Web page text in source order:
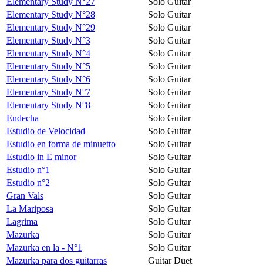
Elementary Study N°28
Solo Guitar
Elementary Study N°29
Solo Guitar
Elementary Study N°3
Solo Guitar
Elementary Study N°4
Solo Guitar
Elementary Study N°5
Solo Guitar
Elementary Study N°6
Solo Guitar
Elementary Study N°7
Solo Guitar
Elementary Study N°8
Solo Guitar
Endecha
Solo Guitar
Estudio de Velocidad
Solo Guitar
Estudio en forma de minuetto
Solo Guitar
Estudio in E minor
Solo Guitar
Estudio n°1
Solo Guitar
Estudio n°2
Solo Guitar
Gran Vals
Solo Guitar
La Mariposa
Solo Guitar
Lagrima
Solo Guitar
Mazurka
Solo Guitar
Mazurka en la - N°1
Solo Guitar
Mazurka para dos guitarras
Guitar Duet